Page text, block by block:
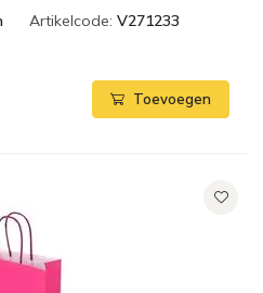
Artikelcode: V271233
Toevoegen